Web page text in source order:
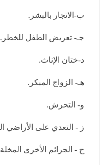
ب-الاتجار بالبشر.
جـ- تعريض الطفل للخطر.
د‌-ختان الإناث.
هـ- الزواج المبكر.
و- التحرش.
ز - التعدي على الأراضي
ح - الجرائم الأخرى